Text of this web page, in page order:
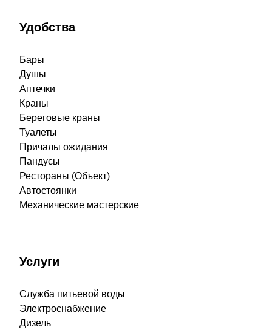
Удобства
Бары
Душы
Аптечки
Краны
Береговые краны
Туалеты
Причалы ожидания
Пандусы
Рестораны (Объект)
Автостоянки
Механические мастерские
Услуги
Служба питьевой воды
Электроснабжение
Дизель